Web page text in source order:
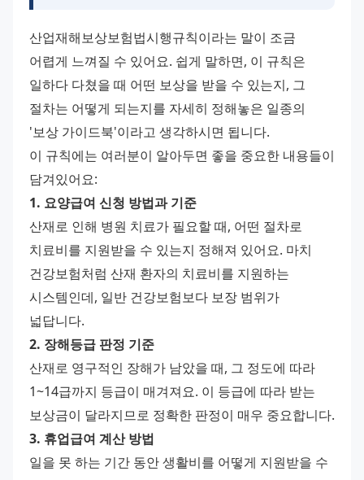
산업재해보상보험법시행규칙이라는 말이 조금
어렵게 느껴질 수 있어요. 쉽게 말하면, 이 규칙은
일하다 다쳤을 때 어떤 보상을 받을 수 있는지, 그
절차는 어떻게 되는지를 자세히 정해놓은 일종의
'보상 가이드북'이라고 생각하시면 됩니다.
이 규칙에는 여러분이 알아두면 좋을 중요한 내용들이
담겨있어요:
1. 요양급여 신청 방법과 기준
산재로 인해 병원 치료가 필요할 때, 어떤 절차로
치료비를 지원받을 수 있는지 정해져 있어요. 마치
건강보험처럼 산재 환자의 치료비를 지원하는
시스템인데, 일반 건강보험보다 보장 범위가
넓답니다.
2. 장해등급 판정 기준
산재로 영구적인 장해가 남았을 때, 그 정도에 따라
1~14급까지 등급이 매겨져요. 이 등급에 따라 받는
3. 휴업급여 계산 방법
일을 못 하는 기간 동안 생활비를 어떻게 지원받을 수